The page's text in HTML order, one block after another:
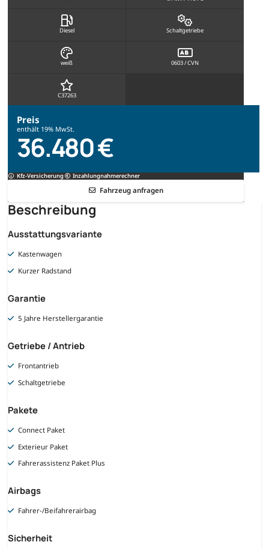
Diesel Schaltgetriebe
weiß 0603 / CVN
C37263
Preis
enthält 19% MwSt.
36.480 €
Kfz-Versicherung Inzahlungnahmerechner
Fahrzeug anfragen
Beschreibung
Ausstattungsvariante
Kastenwagen
Kurzer Radstand
Garantie
5 Jahre Herstellergarantie
Getriebe / Antrieb
Frontantrieb
Schaltgetriebe
Pakete
Connect Paket
Exterieur Paket
Fahrerassistenz Paket Plus
Airbags
Fahrer-/Beifahrerairbag
Sicherheit